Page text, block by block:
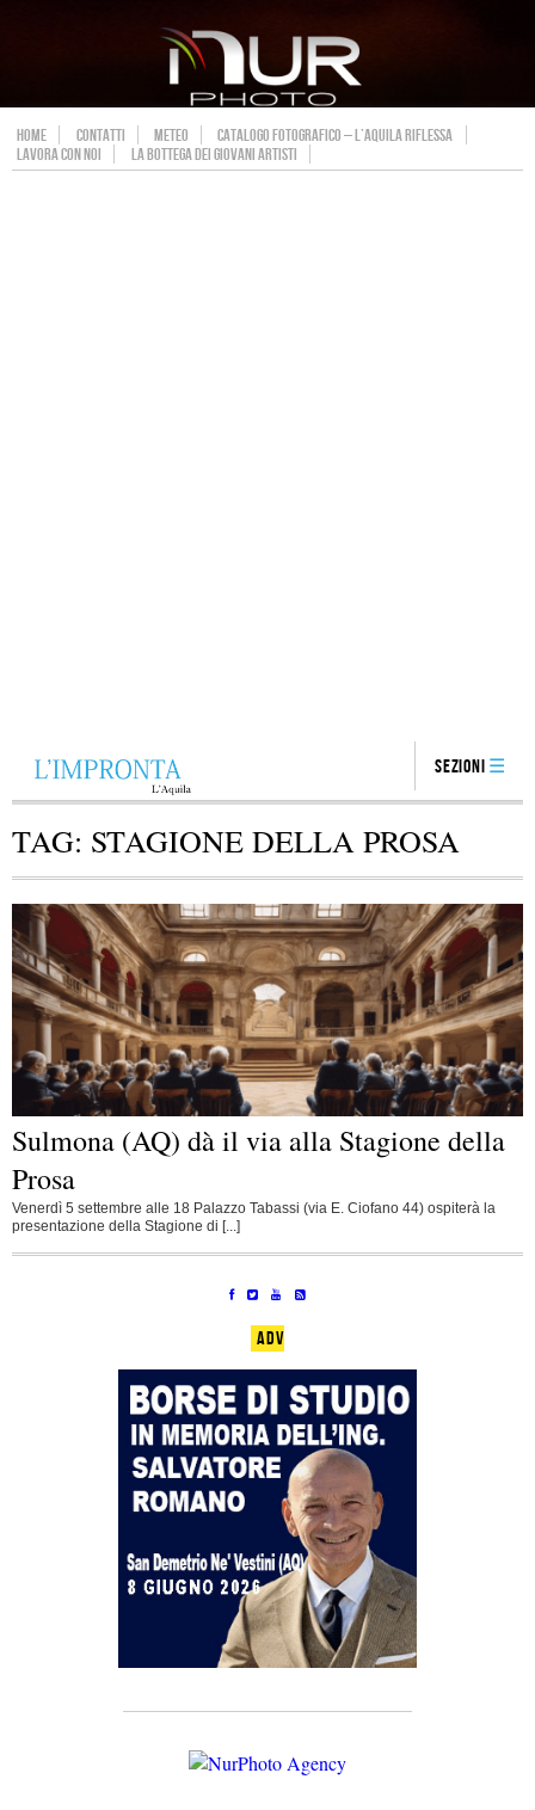
HOME CONTATTI METEO
CATALOGO FOTOGRAFICO – L’AQUILA RIFLESSA
LAVORA CON NOI
LA BOTTEGA DEI GIOVANI ARTISTI
Sezioni
TAG: STAGIONE DELLA PROSA
Sulmona (AQ) dà il via alla Stagione della
Prosa
Venerdì 5 settembre alle 18 Palazzo Tabassi (via E. Ciofano 44) ospiterà la
presentazione della Stagione di [...]
ADV